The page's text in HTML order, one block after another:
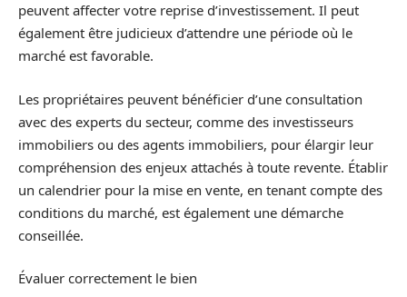
peuvent affecter votre reprise d’investissement. Il peut
également être judicieux d’attendre une période où le
marché est favorable.
Les propriétaires peuvent bénéficier d’une consultation
avec des experts du secteur, comme des investisseurs
immobiliers ou des agents immobiliers, pour élargir leur
compréhension des enjeux attachés à toute revente. Établir
un calendrier pour la mise en vente, en tenant compte des
conditions du marché, est également une démarche
conseillée.
Évaluer correctement le bien